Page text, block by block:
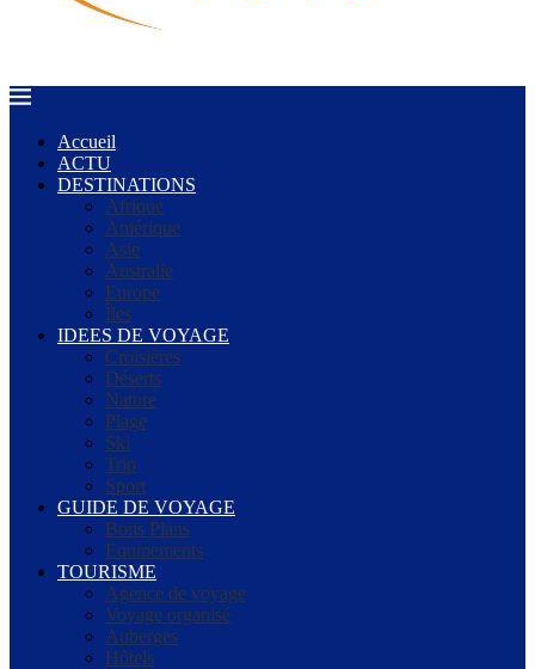
Accueil
ACTU
DESTINATIONS
Afrique
Amérique
Asie
Australie
Europe
Îles
IDEES DE VOYAGE
Croisières
Déserts
Nature
Plage
Ski
Trip
Sport
GUIDE DE VOYAGE
Bons Plans
Equipements
TOURISME
Agence de voyage
Voyage organisé
Auberges
Hôtels